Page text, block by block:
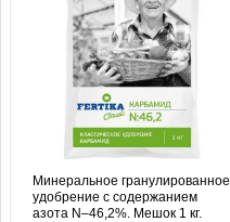
Минеральное гранулированное
удобрение с содержанием
азота N–46,2%. Мешок 1 кг.